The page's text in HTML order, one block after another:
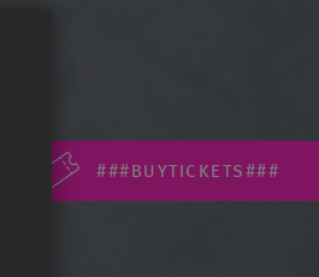
###BUYTICKETS###